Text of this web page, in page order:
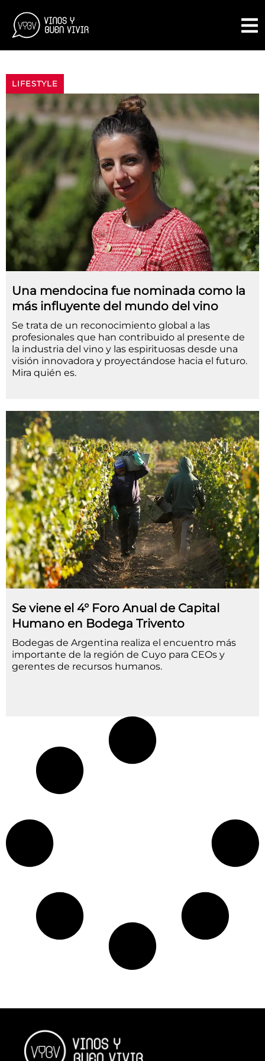
LIFESTYLE
Una mendocina fue nominada como la
más influyente del mundo del vino
Se trata de un reconocimiento global a las
profesionales que han contribuido al presente de
la industria del vino y las espirituosas desde una
visión innovadora y proyectándose hacia el futuro.
Mira quién es.
Se viene el 4° Foro Anual de Capital
Humano en Bodega Trivento
Bodegas de Argentina realiza el encuentro más
importante de la región de Cuyo para CEOs y
gerentes de recursos humanos.